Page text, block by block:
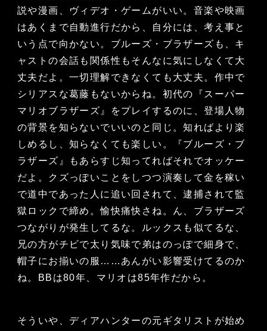
説や漫画、ヴィデオ・ゲームがいい。音楽や映画
はあくまで自動進行だから、自分には、考え事と
いう点で向かない。ブルーズ・ブラザーズも、キ
ャストの会話も関係性もそんなに気にしなくて大
丈夫だよ。一切理解できなくても大丈夫。作中で
シリアスな葛藤もないからね。初代の『スーパー
マリオブラザーズ』をプレイするのに、登場人物
の背景を知らないでいいのと同じ。知ればより楽
しめるし、知らなくても楽しい。『ブルーズ・ブ
ラザーズ』もあらすじ知ってればそれでオッケー
だよ。クズっぽいことをしつつ演奏して金を稼い
で道中であった人に追い回されて、逮捕されて監
獄ロックで締め。愉快痛快さね。ん、ブラザーズ
つながりが発生してるな。ルックスも似てるな、
兄の方がチビで太り気味で弟はのっぽで細身で、
帽子にお揃いの服……あんがい影響受けてるのか
ね。BBは80年、マリオは85年作だから。
そういや、ディアハンターの元ギタリストが始め